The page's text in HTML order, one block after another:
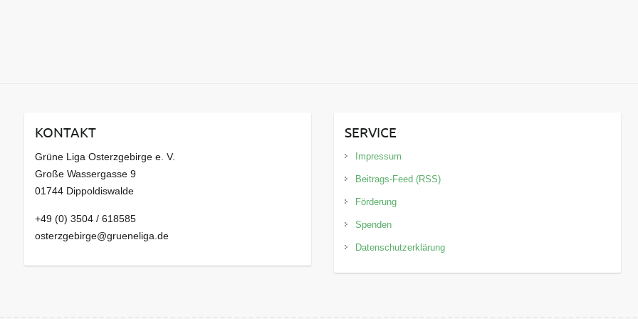
KONTAKT
Grüne Liga Osterzgebirge e. V.
Große Wassergasse 9
01744 Dippoldiswalde
+49 (0) 3504 / 618585
osterzgebirge@grueneliga.de
SERVICE
Impressum
Beitrags-Feed (RSS)
Förderung
Spenden
Datenschutzerklärung